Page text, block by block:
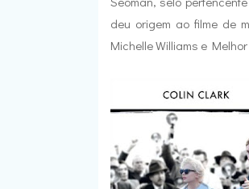
deu origem ao filme de
Michelle Williams e